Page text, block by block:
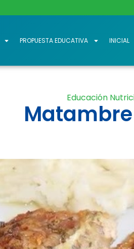
PROPUESTA EDUCATIVA INICIAL
Educación